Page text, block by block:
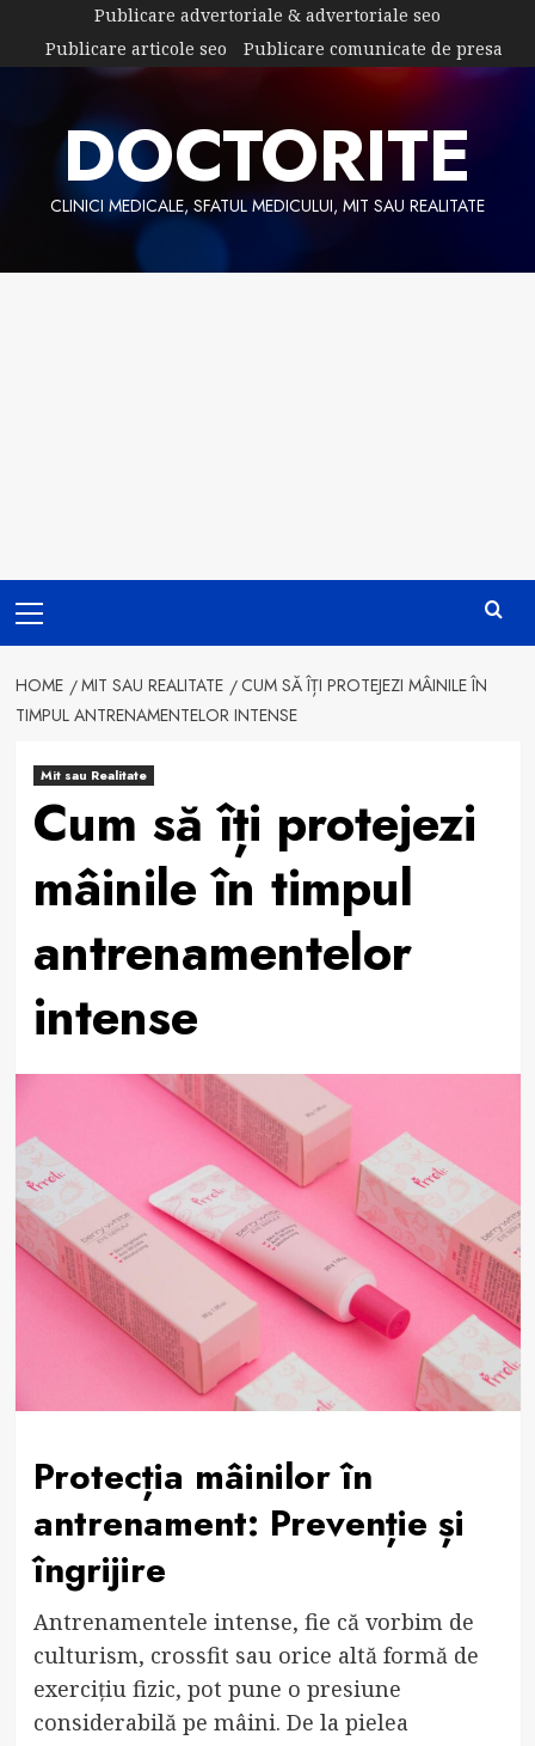
content
Publicare advertoriale & advertoriale seo
Publicare articole seo
Publicare comunicate de presa
DOCTORITE
CLINICI MEDICALE, SFATUL MEDICULUI, MIT SAU REALITATE
Menu
HOME MIT SAU REALITATE
CUM SĂ ÎȚI PROTEJEZI MÂINILE ÎN
TIMPUL ANTRENAMENTELOR INTENSE
Mit sau Realitate
Cum să îți protejezi
mâinile în timpul
antrenamentelor
intense
Protecția mâinilor în
antrenament: Prevenție și
îngrijire
Antrenamentele intense, fie că vorbim de
culturism, crossfit sau orice altă formă de
exercițiu fizic, pot pune o presiune
considerabilă pe mâini. De la pielea